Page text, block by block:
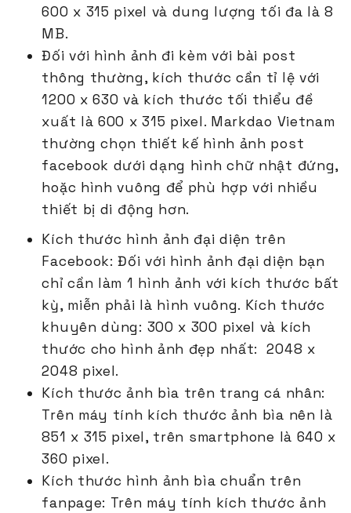
600 x 315 pixel và dung lượng tối đa là 8
MB.
Đối với hình ảnh đi kèm với bài post
thông thường, kích thước cần tỉ lệ với
1200 x 630 và kích thước tối thiểu đề
xuất là 600 x 315 pixel. Markdao Vietnam
thường chọn thiết kế hình ảnh post
facebook dưới dạng hình chữ nhật đứng,
hoặc hình vuông để phù hợp với nhiều
thiết bị di động hơn.
Kích thước hình ảnh đại diện trên
Facebook: Đối với hình ảnh đại diện bạn
chỉ cần làm 1 hình ảnh với kích thước bất
kỳ, miễn phải là hình vuông. Kích thước
khuyên dùng: 300 x 300 pixel và kích
thước cho hình ảnh đẹp nhất: 2048 x
2048 pixel.
Kích thước ảnh bìa trên trang cá nhân:
Trên máy tính kích thước ảnh bìa nên là
851 x 315 pixel, trên smartphone là 640 x
360 pixel.
Kích thước hình ảnh bìa chuẩn trên
fanpage: Trên máy tính kích thước ảnh